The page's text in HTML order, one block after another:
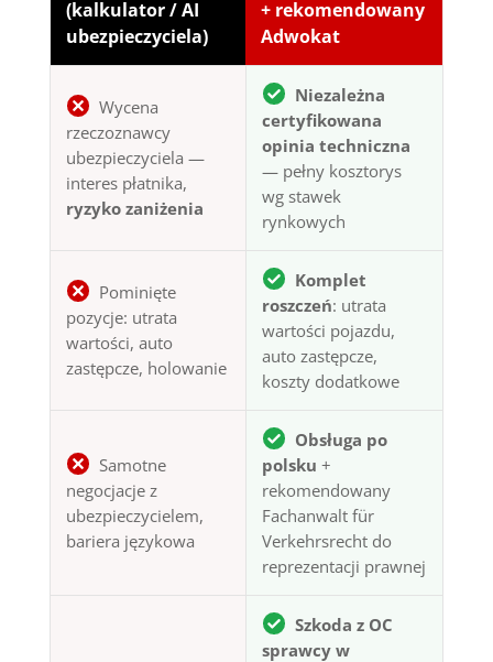
(kalkulator / AI
ubezpieczyciela)
+ rekomendowany
Adwokat
Wycena
rzeczoznawcy
ubezpieczyciela —
interes płatnika,
ryzyko zaniżenia
Niezależna
certyfikowana
opinia techniczna
— pełny kosztorys
wg stawek
rynkowych
Pominięte
pozycje: utrata
wartości, auto
zastępcze, holowanie
Komplet
roszczeń: utrata
wartości pojazdu,
auto zastępcze,
koszty dodatkowe
Samotne
negocjacje z
ubezpieczycielem,
bariera językowa
Obsługa po
polsku +
rekomendowany
Fachanwalt für
Verkehrsrecht do
reprezentacji prawnej
Szkoda z OC
sprawcy w